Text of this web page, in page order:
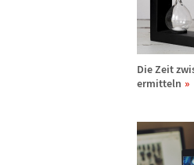
Die Zeit
ermitteln